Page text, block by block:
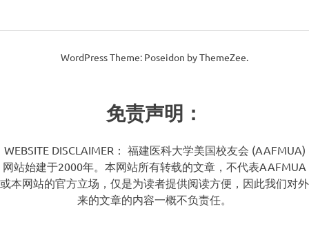
WordPress Theme: Poseidon by ThemeZee.
免责声明：
WEBSITE DISCLAIMER： 福建医科大学美国校友会 (AAFMUA)
网站始建于2000年。本网站所有转载的文章，不代表AAFMUA
或本网站的官方立场，仅是为读者提供阅读方便，因此我们对外
来的文章的内容一概不负责任。